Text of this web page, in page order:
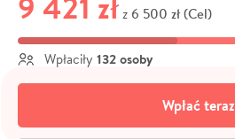
z 6 500 zł (Cel)
Wpłaciły 132 osoby
Wpłać teraz